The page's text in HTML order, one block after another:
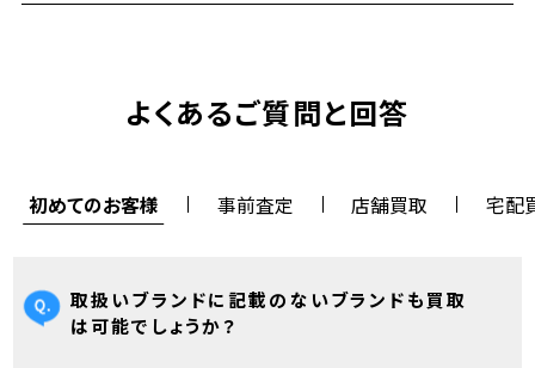
よくあるご質問と回答
初めてのお客様 事前査定 店舗買取 宅配
取扱いブランドに記載のないブランドも買取
は可能でしょうか？